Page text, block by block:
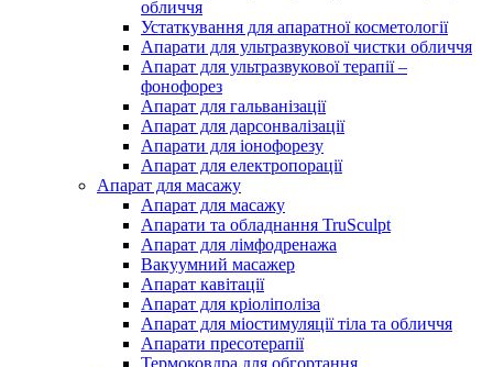
обличчя
Устаткування для апаратної косметології
Апарати для ультразвукової чистки обличчя
Апарат для ультразвукової терапії –
фонофорез
Апарат для гальванізації
Апарат для дарсонвалізації
Апарати для іонофорезу
Апарат для електропорації
Апарат для масажу
Апарат для масажу
Апарати та обладнання TruSculpt
Апарат для лімфодренажа
Вакуумний масажер
Aпарат кавітації
Апарат для кріоліполіза
Апарат для міостимуляції тіла та обличчя
Aпарати пресотерапії